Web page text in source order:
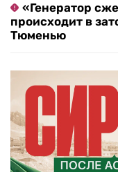
«Генератор
происходит в
Тюменью